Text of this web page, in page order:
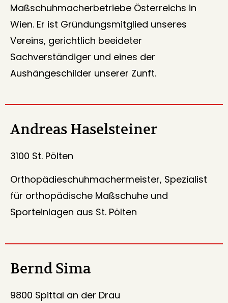
Maßschuhmacherbetriebe Österreichs in
Wien. Er ist Gründungsmitglied unseres
Vereins, gerichtlich beeideter
Sachverständiger und eines der
Aushängeschilder unserer Zunft.
Andreas Haselsteiner
3100 St. Pölten
Orthopädieschuhmachermeister, Spezialist
für orthopädische Maßschuhe und
Sporteinlagen aus St. Pölten
Bernd Sima
9800 Spittal an der Drau